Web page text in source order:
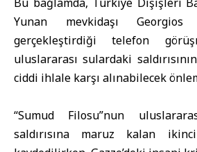
Yunan mevkidaşı
gerçekleştirdiği telefon
uluslararası sulardaki
ciddi ihlale karşı alınabilecek
“Sumud Filosu”nun
saldırısına maruz kalan